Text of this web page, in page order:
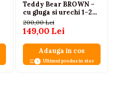
Teddy Bear BROWN –
cu gluga si urechi 1-2
ani
200,00 Lei
149,00 Lei
Adauga in cos
Ultimul produs in stoc